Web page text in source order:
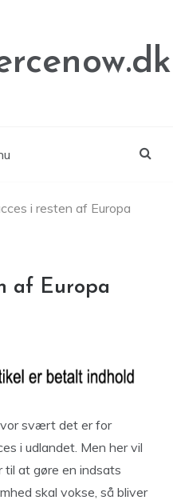
i resten af Europa
af Europa
svært det er for
i udlandet. Men her vil
til at gøre en indsats
skal vokse, så bliver